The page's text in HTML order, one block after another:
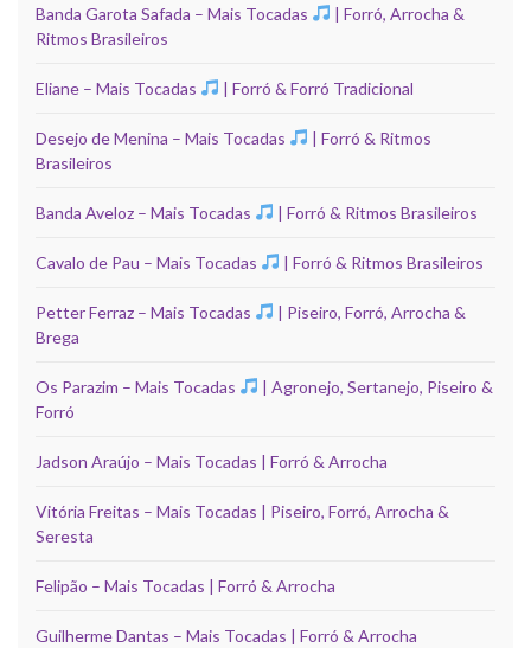
Banda Garota Safada – Mais Tocadas
| Forró, Arrocha &
Ritmos Brasileiros
Eliane – Mais Tocadas | Forró & Forró Tradicional
Desejo de Menina – Mais Tocadas
| Forró & Ritmos
Brasileiros
Banda Aveloz – Mais Tocadas | Forró & Ritmos Brasileiros
Cavalo de Pau – Mais Tocadas | Forró & Ritmos Brasileiros
Petter Ferraz – Mais Tocadas
| Piseiro, Forró, Arrocha &
Brega
Os Parazim – Mais Tocadas
| Agronejo, Sertanejo, Piseiro &
Forró
Jadson Araújo – Mais Tocadas | Forró & Arrocha
Vitória Freitas – Mais Tocadas | Piseiro, Forró, Arrocha &
Seresta
Felipão – Mais Tocadas | Forró & Arrocha
Guilherme Dantas – Mais Tocadas | Forró & Arrocha